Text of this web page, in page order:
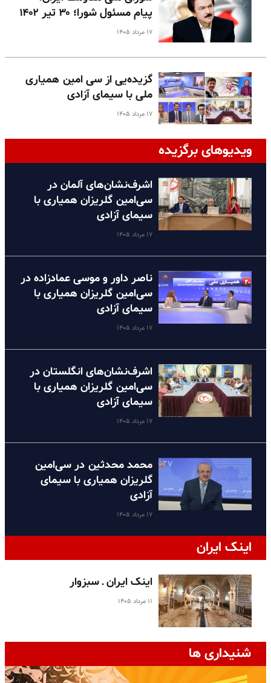
پیام مسئول شورا؛ ۳۰ تیر ۱۴۰۲
۱۷ مرداد ۱۴۰۵
گزیده‌یی از سی امین همیاری
ملی با سیمای آزادی
۱۷ مرداد ۱۴۰۵
ویدیوهای برگزیده
اشرف‌نشان‌های آلمان در
سی‌امین گلریزان همیاری با
سیمای آزادی
۱۷ مرداد ۱۴۰۵
ناصر داور و موسی عمادزاده در
سی‌امین گلریزان همیاری با
سیمای آزادی
۱۷ مرداد ۱۴۰۵
اشرف‌نشان‌های انگلستان در
سی‌امین گلریزان همیاری با
سیمای آزادی
۱۷ مرداد ۱۴۰۵
محمد محدثین در سی‌امین
گلریزان همیاری با سیمای
آزادی
۱۷ مرداد ۱۴۰۵
اینک ایران
اینک ایران ـ سبزوار
۱۱ مرداد ۱۴۰۵
شنیداری ها